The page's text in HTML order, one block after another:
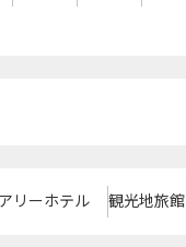
リーホテル 観光地旅館